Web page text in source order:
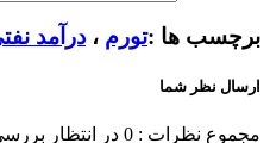
برچسب ها :تورم ، درآمد
ارسال نظر شما
مجموع نظرات : 0 در انتظار